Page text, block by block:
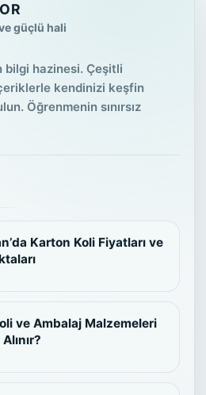
güçlü hali
bilgi hazinesi. Çeşitli
kendinizi keşfin
Öğrenmenin sınırsız
Karton Koli Fiyatları ve
ve Ambalaj Malzemeleri